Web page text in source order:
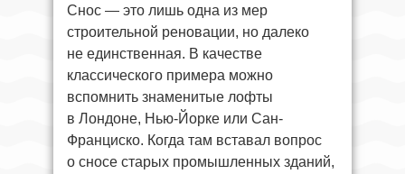
Снос — это лишь одна из мер
строительной реновации, но далеко
не единственная. В качестве
классического примера можно
вспомнить знаменитые лофты
в Лондоне, Нью-Йорке или Сан-
Франциско. Когда там вставал вопрос
о сносе старых промышленных зданий,